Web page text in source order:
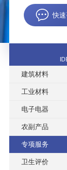
快
建筑材料
工业材料
电子电器
农副产品
专项服务
卫生评价